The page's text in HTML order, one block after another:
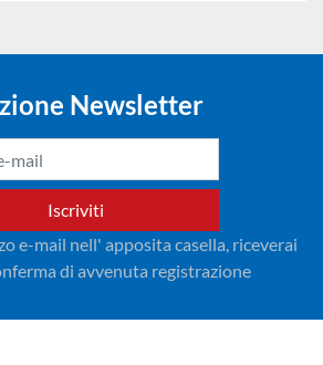
Newsletter
Iscriviti
e-mail nell' apposita casella, riceverai
di avvenuta registrazione